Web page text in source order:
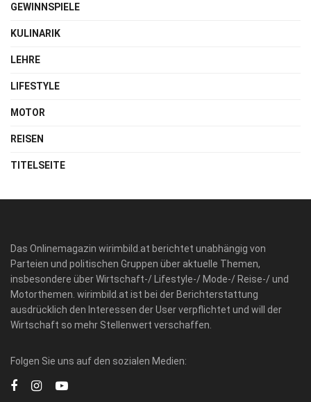
GEWINNSPIELE
KULINARIK
LEHRE
LIFESTYLE
MOTOR
REISEN
TITELSEITE
Das Onlinemagazin wirimbild.at berichtet unabhängig von
Parteien und politischen Gruppen über aktuelle Themen,
insbesondere über Wirtschaft-/ Lifestyle-/ Mode-/ Reise-/ und
Motorthemen. wirimbild.at ist bei der Berichterstattung
ausdrücklich den Interessen der User verpflichtet und will der
Wirtschaft so mehr Stellenwert verschaffen.
Folgen Sie uns auf den sozialen Medien: